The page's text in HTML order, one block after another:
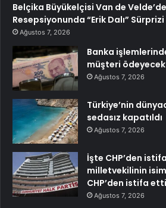
Belçika Büyükelçisi Van de
Resepsiyonunda “Erik Dalı” Sürprizi
Ağustos 7, 2026
Banka
müşteri ödeyecek
Ağustos 7, 2026
Türkiye’nin
sedasız kapatıldı
Ağustos 7, 2026
İşte CHP’den
milletvekilinin
CHP’den istifa
Ağustos 7, 2026